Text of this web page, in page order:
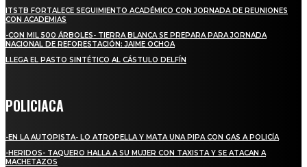
ITSTB FORTALECE SEGUIMIENTO ACADÉMICO CON JORNADA DE REUNIONES
CON ACADEMIAS
-CON MIL 500 ÁRBOLES- TIERRA BLANCA SE PREPARA PARA JORNADA
NACIONAL DE REFORESTACIÓN: JAIME OCHOA
LLEGA EL PASTO SINTÉTICO AL CÁSTULO DELFÍN
POLICIACA
-EN LA AUTOPISTA- LO ATROPELLA Y MATA UNA PIPA CON GAS A POLICÍA
-HERIDOS- TAQUERO HALLA A SU MUJER CON TAXISTA Y SE ATACAN A
MACHETAZOS